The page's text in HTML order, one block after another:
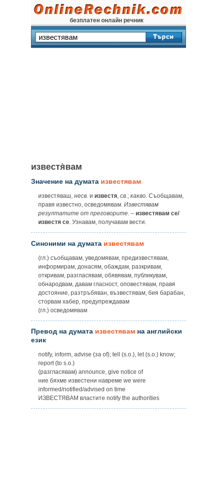
безплатен онлайн речник
известя̀вам
Значение на думата известявам
известяваш, несв. и известя, св.; какво. Съобщавам,
правя известно, осведомявам. Известявам
резултатите от преговорите. – известявам се/
известя се. Узнавам, получавам вести.
Синоними на думата известявам
(гл.) съобщавам, уведомявам, предизвестявам,
информирам, донасям, обаждам, разкривам,
откривам, разгласявам, обявявам, публикувам,
обнародвам, давам гласност, оповестявам, правя
достояние, разтръбяван, възвестявам, бия барабан,
сторвам хабер, предупреждавам
(гл.) осведомявам
Превод на думата известявам на английски
език
notify, inform, advise (за of); tell (s.o.), let (s.o.) know;
report (to s.o.)
(разгласявам) announce, give notice of
ние бяхме известени навреме we were
informed/notified/advised on time
ИЗВЕСТЯВАМ властите notify the authorities